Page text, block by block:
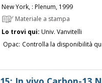
New York, : Plenum, 1999
Materiale a stampa
Lo trovi qui: Univ. Vanvitelli
Opac: Controlla la disponibilità